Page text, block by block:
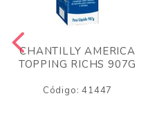
CHANTILLY AMERICA
TOPPING RICHS 907G
Código: 41447